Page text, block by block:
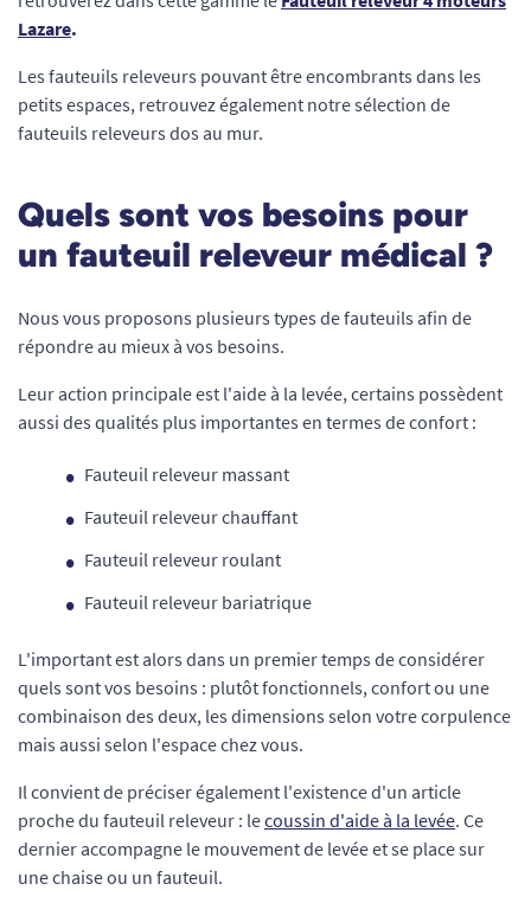
Lazare.
Les fauteuils releveurs pouvant être encombrants dans les
petits espaces, retrouvez également notre sélection de
fauteuils releveurs dos au mur.
Quels sont vos besoins pour
un fauteuil releveur médical ?
Nous vous proposons plusieurs types de fauteuils afin de
répondre au mieux à vos besoins.
Leur action principale est l'aide à la levée, certains possèdent
aussi des qualités plus importantes en termes de confort :
Fauteuil releveur massant
Fauteuil releveur chauffant
Fauteuil releveur roulant
Fauteuil releveur bariatrique
L'important est alors dans un premier temps de considérer
quels sont vos besoins : plutôt fonctionnels, confort ou une
combinaison des deux, les dimensions selon votre corpulence
mais aussi selon l'espace chez vous.
Il convient de préciser également l'existence d'un article
proche du fauteuil releveur : lecoussin d'aide à la levée. Ce
dernier accompagne le mouvement de levée et se place sur
une chaise ou un fauteuil.